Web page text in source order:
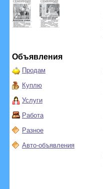
Объявления
Продам
Куплю
Услуги
Работа
Разное
Авто-объявления